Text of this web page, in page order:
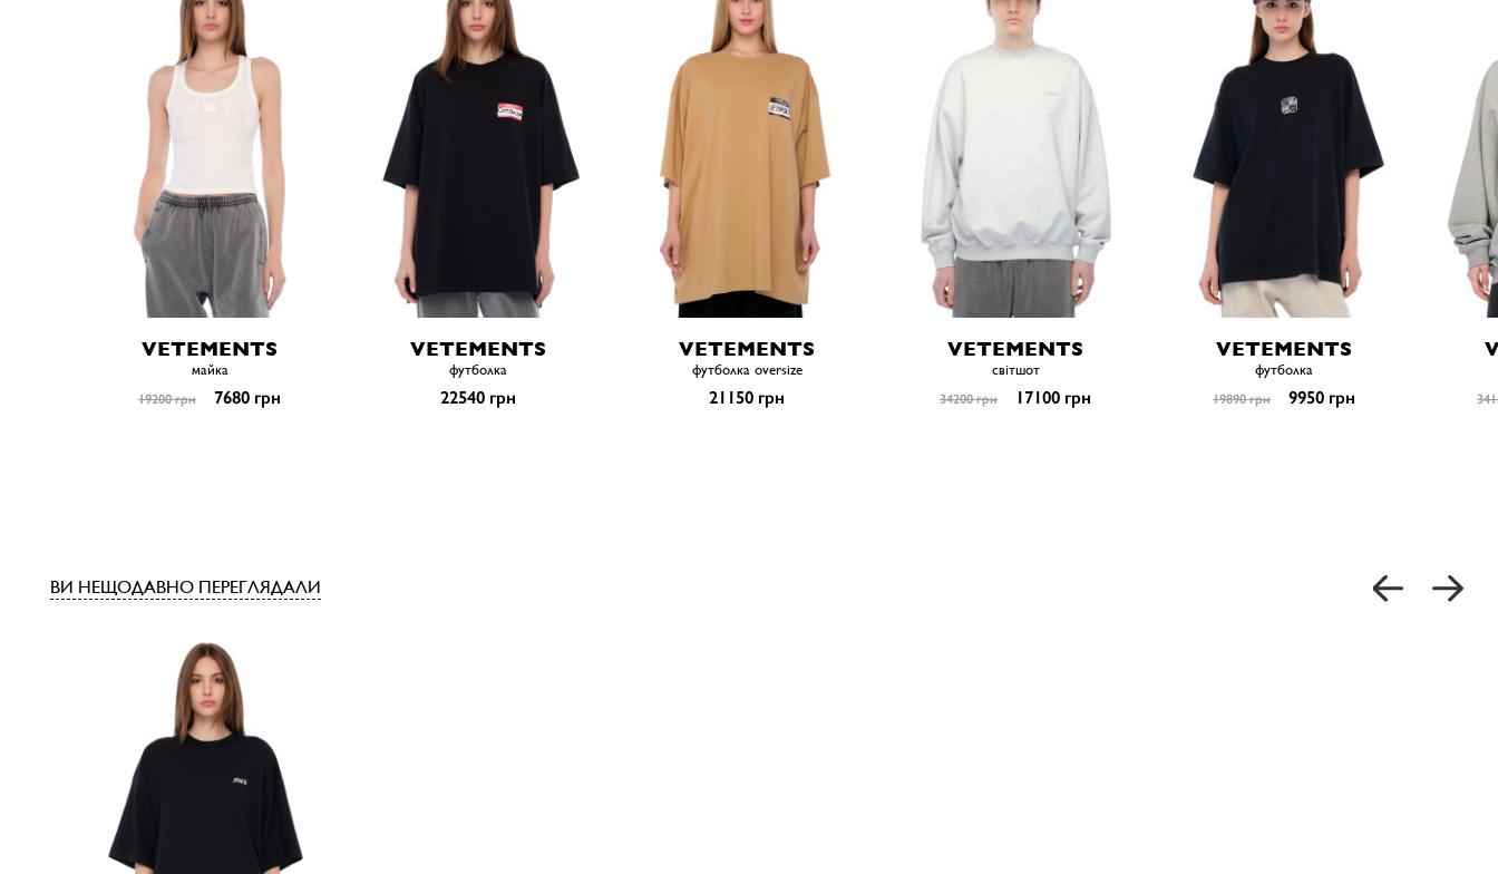
VETEMENTS
майка
19200 грн 7680 грн
VETEMENTS
футболка
22540 грн
VETEMENTS
футболка oversize
21150 грн
VETEMENTS
світшот
34200 грн 17100 грн
VETEMENTS
футболка
19890 грн 9950 грн
ВИ НЕЩОДАВНО ПЕРЕГЛЯДАЛИ